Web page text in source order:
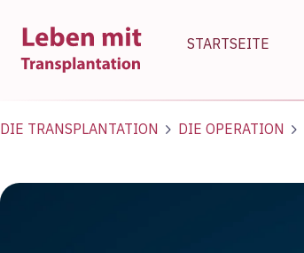
STARTSEITE
DIE TRANSPLANTATION DIE OPERATION